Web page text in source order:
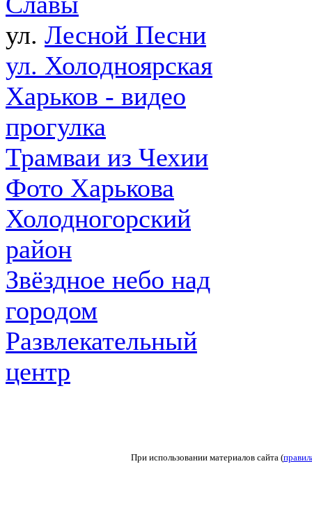
ул. Лесной Песни
ул. Холодноярская
Харьков - видео
прогулка
Трамваи из Чехии
Фото Харькова
Холодногорский
район
Звёздное небо над
городом
Развлекательный
центр
При использовании материалов сайта (